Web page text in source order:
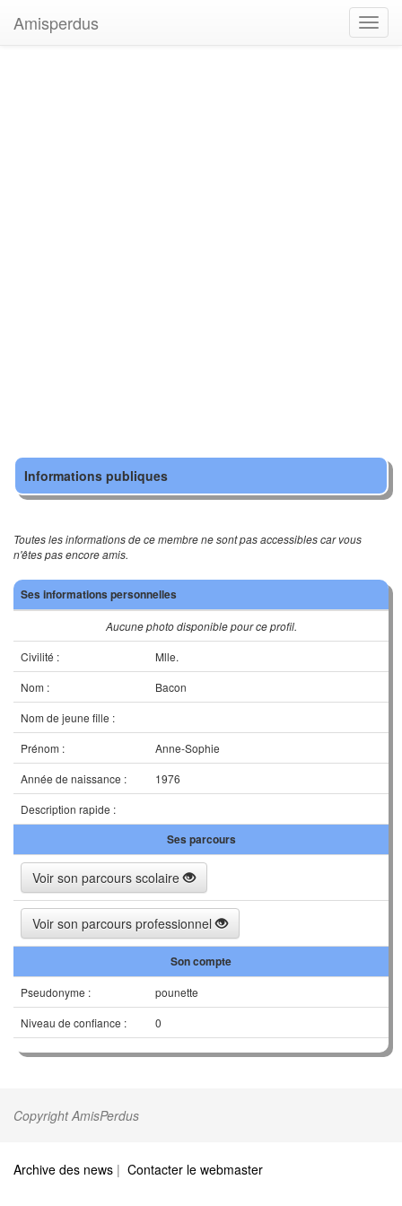
Amisperdus
Informations publiques
Toutes les informations de ce membre ne sont pas accessibles car vous
n'êtes pas encore amis.
Ses informations personnelles
Aucune photo disponible pour ce profil.
Civilité :
Mlle.
Nom :
Bacon
Nom de jeune fille :
Prénom :
Anne-Sophie
Année de naissance :
1976
Description rapide :
Ses parcours
Voir son parcours scolaire
Voir son parcours professionnel
Son compte
Pseudonyme :
pounette
Niveau de confiance :
0
Copyright AmisPerdus
Archive des news | Contacter le webmaster